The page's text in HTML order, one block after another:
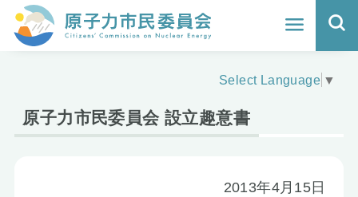
ホーム
Select Language ▼
原子力市民委員会 設立趣意書
2013年4月15日